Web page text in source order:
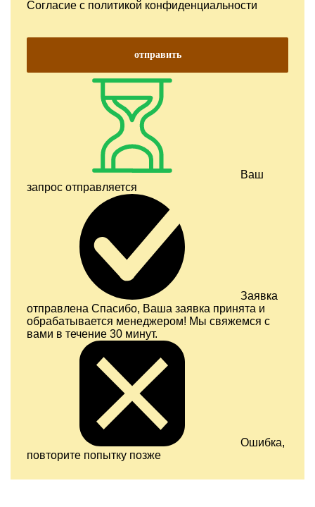
Согласие с политикой конфиденциальности
отправить
Ваш
запрос отправляется
Заявка
отправлена Спасибо, Ваша заявка принята и
обрабатывается менеджером! Мы свяжемся с
вами в течение 30 минут.
Ошибка,
повторите попытку позже